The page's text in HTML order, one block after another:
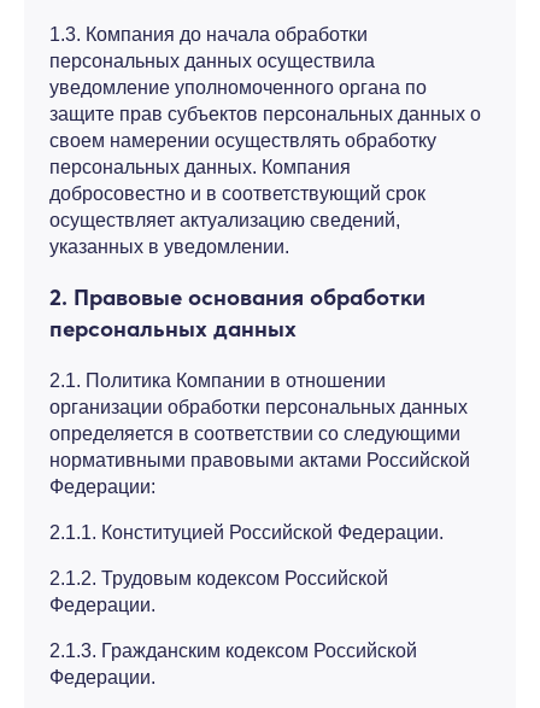
1.3. Компания до начала обработки
персональных данных осуществила
уведомление уполномоченного органа по
защите прав субъектов персональных данных о
своем намерении осуществлять обработку
персональных данных. Компания
добросовестно и в соответствующий срок
осуществляет актуализацию сведений,
указанных в уведомлении.
2. Правовые основания обработки
персональных данных
2.1. Политика Компании в отношении
организации обработки персональных данных
определяется в соответствии со следующими
нормативными правовыми актами Российской
Федерации:
2.1.1. Конституцией Российской Федерации.
2.1.2. Трудовым кодексом Российской
Федерации.
2.1.3. Гражданским кодексом Российской
Федерации.